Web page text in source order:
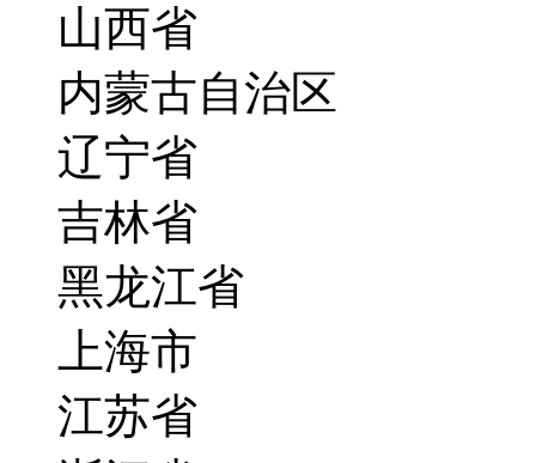
山西省
内蒙古自治区
辽宁省
吉林省
黑龙江省
上海市
江苏省